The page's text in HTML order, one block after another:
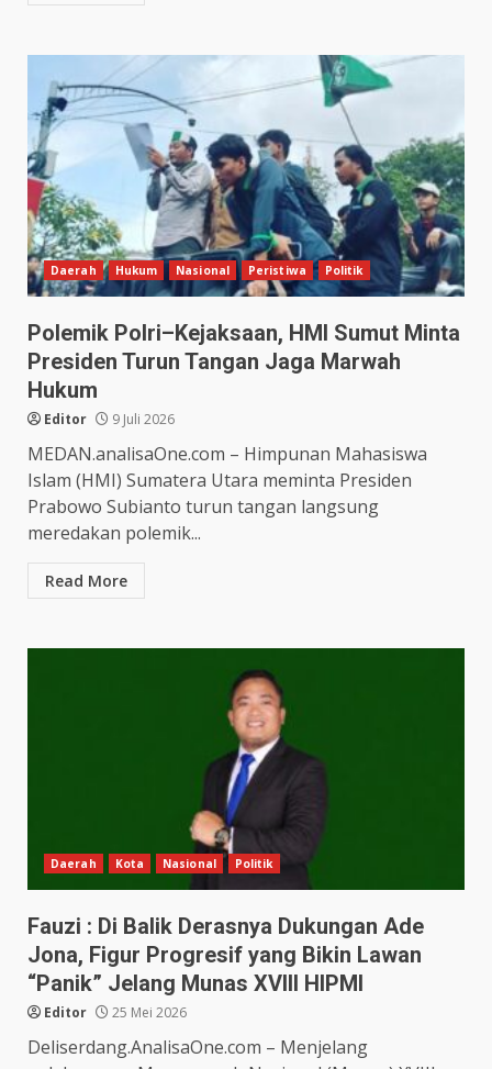
Daerah Hukum Nasional Peristiwa Politik
Polemik Polri–Kejaksaan, HMI Sumut Minta
Presiden Turun Tangan Jaga Marwah
Hukum
Editor 9 Juli 2026
MEDAN.analisaOne.com – Himpunan Mahasiswa
Islam (HMI) Sumatera Utara meminta Presiden
Prabowo Subianto turun tangan langsung
meredakan polemik...
Read More
Daerah Kota Nasional Politik
Fauzi : Di Balik Derasnya Dukungan Ade
Jona, Figur Progresif yang Bikin Lawan
“Panik” Jelang Munas XVIII HIPMI
Editor 25 Mei 2026
Deliserdang.AnalisaOne.com – Menjelang